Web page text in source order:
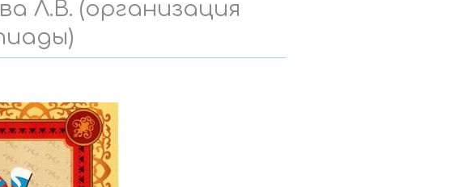
Л.В. (организация